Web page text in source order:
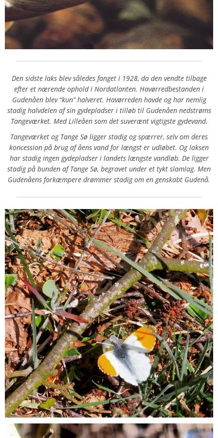
Den sidste laks blev således fanget i 1928, da den vendte tilbage
efter et nærende ophold i Nordatlanten. Havørredbestanden i
Gudenåen blev “kun” halveret. Havørreden havde og har nemlig
stadig halvdelen af sin gydepladser i tilløb til Gudenåen nedstrøms
Tangeværket. Med Lilleåen som det suverænt vigtigste gydevand.
Tangeværket og Tange Sø ligger stadig og spærrer, selv om deres
koncession på brug af åens vand for længst er udløbet. Og laksen
har stadig ingen gydepladser i landets længste vandløb. De ligger
stadig på bunden af Tange Sø, begravet under et tykt slamlag. Men
Gudenåens forkæmpere drømmer stadig om en genskabt Gudenå.